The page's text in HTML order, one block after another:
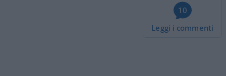
10
Leggi i commenti